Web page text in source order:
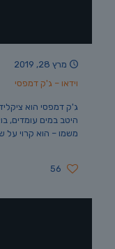
מרץ 28, 2019
וידאו – ג'ק דמפסי
ג'ק דמפסי הוא
היטב במים עומדים,
משמו – הוא קרוי על
56